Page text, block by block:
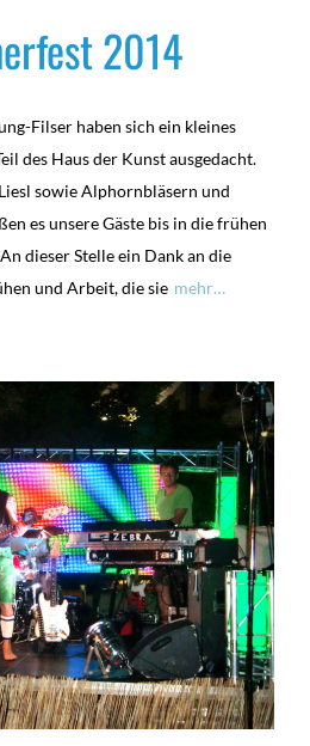
2014
Filser haben sich ein kleines
des Haus der Kunst ausgedacht.
sowie Alphornbläsern und
es unsere Gäste bis in die frühen
dieser Stelle ein Dank an die
und Arbeit, die sie mehr…